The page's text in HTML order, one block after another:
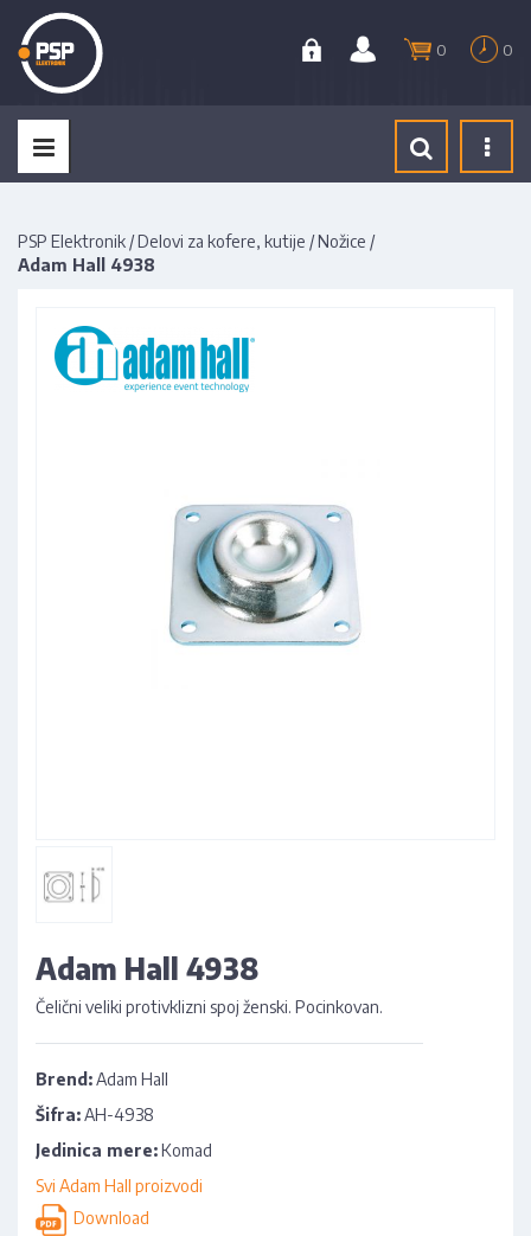
0 0
PSP Elektronik /Delovi za kofere, kutije /Nožice /
Adam Hall 4938
Adam Hall 4938
Čelični veliki protivklizni spoj ženski. Pocinkovan.
Brend:Adam Hall
Šifra:AH-4938
Jedinica mere:Komad
Svi Adam Hall proizvodi
Download